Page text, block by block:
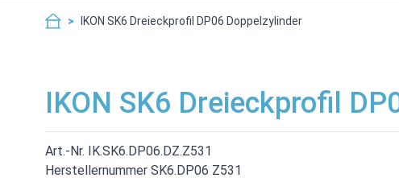
> IKON SK6 Dreieckprofil DP06 Doppelzylinder
IKON SK6 Dreieckprofil
Art.-Nr. IK.SK6.DP06.DZ.Z531
Herstellernummer SK6.DP06 Z531